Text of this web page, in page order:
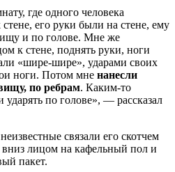
где одного человека
его руки были на стене, ему
и по голове. Мне же
к стене, поднять руки, ноги
«шире-шире», ударами своих
ноги. Потом мне нанесли
по ребрам. Каким-то
по голове», — рассказал
связали его скотчем
лицом на кафельный пол и
пакет.